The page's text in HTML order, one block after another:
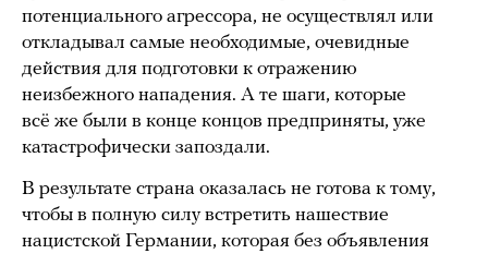
потенциального агрессора, не осуществлял или
откладывал самые необходимые, очевидные
действия для подготовки к отражению
неизбежного нападения. А те шаги, которые
всё же были в конце концов предприняты, уже
катастрофически запоздали.
В результате страна оказалась не готова к тому,
чтобы в полную силу встретить нашествие
нацистской Германии, которая без объявления